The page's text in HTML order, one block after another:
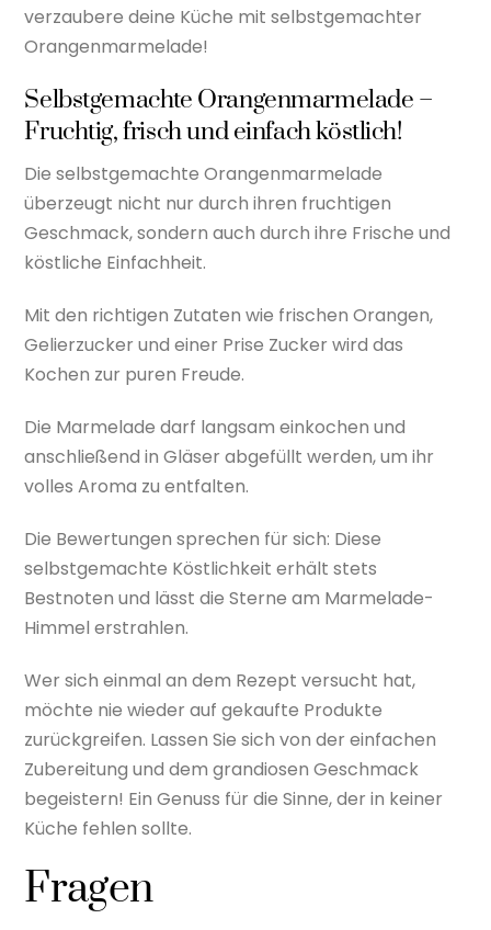
verzaubere deine Küche mit selbstgemachter
Orangenmarmelade!
Selbstgemachte Orangenmarmelade –
Fruchtig, frisch und einfach köstlich!
Die selbstgemachte Orangenmarmelade
überzeugt nicht nur durch ihren fruchtigen
Geschmack, sondern auch durch ihre Frische und
köstliche Einfachheit.
Mit den richtigen Zutaten wie frischen Orangen,
Gelierzucker und einer Prise Zucker wird das
Kochen zur puren Freude.
Die Marmelade darf langsam einkochen und
anschließend in Gläser abgefüllt werden, um ihr
volles Aroma zu entfalten.
Die Bewertungen sprechen für sich: Diese
selbstgemachte Köstlichkeit erhält stets
Bestnoten und lässt die Sterne am Marmelade-
Himmel erstrahlen.
Wer sich einmal an dem Rezept versucht hat,
möchte nie wieder auf gekaufte Produkte
zurückgreifen. Lassen Sie sich von der einfachen
Zubereitung und dem grandiosen Geschmack
begeistern! Ein Genuss für die Sinne, der in keiner
Küche fehlen sollte.
Fragen